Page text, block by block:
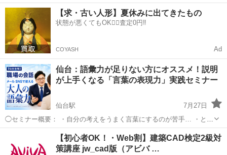
議で急に話を振られると言葉に詰まってしまう… ・「結局、何が言い
たいの？」と言われたことがある… ・プレゼンで一生懸命説明して
も、相手の反応がいまひと...
宮城 仙台市 仙台駅 話し方 コミュニケーション
【求・古い人形】夏休みに出てきたもの
状態が悪くてもOK🙆‍♀️査定0円‼️
COYASH Ad
仙台：語彙力が足りない方にオススメ！説明
が上手くなる「言葉の表現力」実践セミナー
仙台駅
7月27日
◯セミナー概要： ・自分の考えをうまく言葉にするのが苦手… ・とっ
さに上手い表現が出てこない… ・いつも同じ言い回しになってしま
か？ 安心してく...
仙台駅 語彙力
【初心者OK！・Web割】建築CAD検定2級対
策講座 jw_cad版（アビバ …